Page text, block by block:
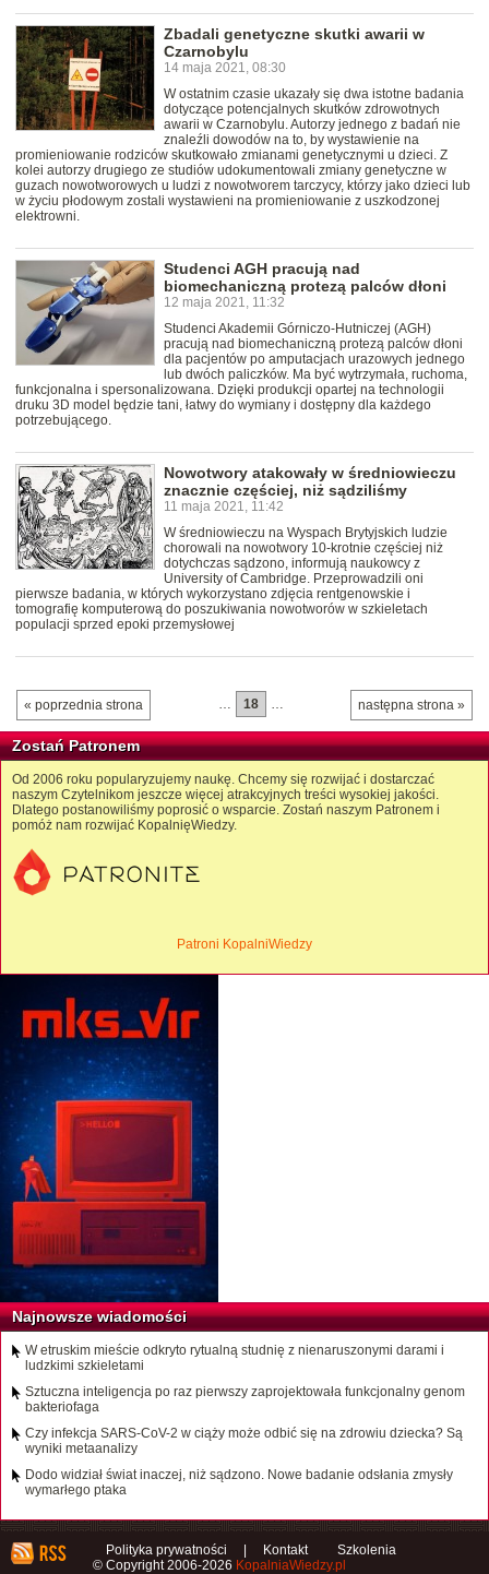
Zbadali genetyczne skutki awarii w
Czarnobylu
14 maja 2021, 08:30
W ostatnim czasie ukazały się dwa istotne badania
dotyczące potencjalnych skutków zdrowotnych
awarii w Czarnobylu. Autorzy jednego z badań nie
znaleźli dowodów na to, by wystawienie na
promieniowanie rodziców skutkowało zmianami genetycznymi u dzieci. Z
kolei autorzy drugiego ze studiów udokumentowali zmiany genetyczne w
guzach nowotworowych u ludzi z nowotworem tarczycy, którzy jako dzieci lub
w życiu płodowym zostali wystawieni na promieniowanie z uszkodzonej
elektrowni.
Studenci AGH pracują nad
biomechaniczną protezą palców dłoni
12 maja 2021, 11:32
Studenci Akademii Górniczo-Hutniczej (AGH)
pracują nad biomechaniczną protezą palców dłoni
dla pacjentów po amputacjach urazowych jednego
lub dwóch paliczków. Ma być wytrzymała, ruchoma,
funkcjonalna i spersonalizowana. Dzięki produkcji opartej na technologii
druku 3D model będzie tani, łatwy do wymiany i dostępny dla każdego
potrzebującego.
Nowotwory atakowały w średniowieczu
znacznie częściej, niż sądziliśmy
11 maja 2021, 11:42
W średniowieczu na Wyspach Brytyjskich ludzie
chorowali na nowotwory 10-krotnie częściej niż
dotychczas sądzono, informują naukowcy z
University of Cambridge. Przeprowadzili oni
pierwsze badania, w których wykorzystano zdjęcia rentgenowskie i
tomografię komputerową do poszukiwania nowotworów w szkieletach
populacji sprzed epoki przemysłowej
« poprzednia strona następna strona »
… 18 …
Zostań Patronem
Od 2006 roku popularyzujemy naukę. Chcemy się rozwijać i dostarczać
naszym Czytelnikom jeszcze więcej atrakcyjnych treści wysokiej jakości.
Dlatego postanowiliśmy poprosić o wsparcie. Zostań naszym Patronem i
pomóż nam rozwijać KopalnięWiedzy.
Patroni KopalniWiedzy
Najnowsze wiadomości
W etruskim mieście odkryto rytualną studnię z nienaruszonymi darami i
ludzkimi szkieletami
Sztuczna inteligencja po raz pierwszy zaprojektowała funkcjonalny genom
bakteriofaga
Czy infekcja SARS-CoV-2 w ciąży może odbić się na zdrowiu dziecka? Są
wyniki metaanalizy
Dodo widział świat inaczej, niż sądzono. Nowe badanie odsłania zmysły
wymarłego ptaka
Polityka prywatności Kontakt
Szkolenia
© Copyright 2006-2026 KopalniaWiedzy.pl